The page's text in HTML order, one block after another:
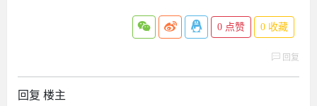
0 点赞 0 收藏
回复
回复 楼主